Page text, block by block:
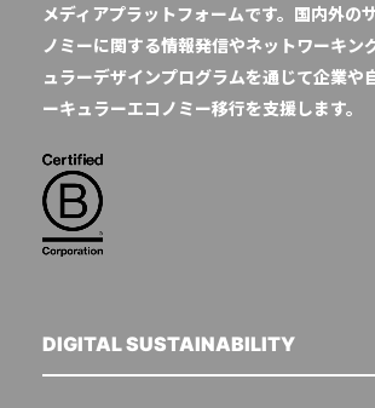
メディアプラットフォームです。国内外の
ノミーに関する情報発信やネットワーキン
ュラーデザインプログラムを通じて企業や
ーキュラーエコノミー移行を支援します。
DIGITAL SUSTAINABILITY